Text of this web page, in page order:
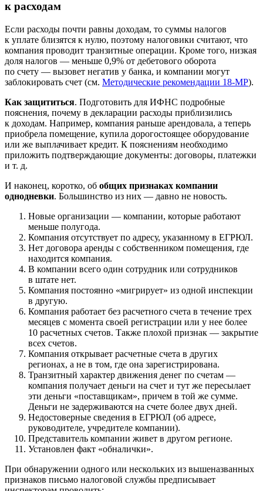
к расходам
Если расходы почти равны доходам, то суммы налогов
к уплате близятся к нулю, поэтому налоговики считают, что
компания проводит транзитные операции. Кроме того, низкая
доля налогов — меньше 0,9% от дебетового оборота
по счету — вызовет негатив у банка, и компании могут
заблокировать счет (см. Методические рекомендации 18-МР).
Как защититься. Подготовить для ИФНС подробные
пояснения, почему в декларации расходы приблизились
к доходам. Например, компания раньше арендовала, а теперь
приобрела помещение, купила дорогостоящее оборудование
или же выплачивает кредит. К пояснениям необходимо
приложить подтверждающие документы: договоры, платежки
и т. д.
И наконец, коротко, об общих признаках компании
однодневки. Большинство из них — давно не новость.
Новые организации — компании, которые работают
меньше полугода.
Компания отсутствует по адресу, указанному в ЕГРЮЛ.
Нет договора аренды с собственником помещения, где
находится компания.
В компании всего один сотрудник или сотрудников
в штате нет.
Компания постоянно «мигрирует» из одной инспекции
в другую.
Компания работает без расчетного счета в течение трех
месяцев с момента своей регистрации или у нее более
10 расчетных счетов. Также плохой признак — закрытие
всех счетов.
Компания открывает расчетные счета в других
регионах, а не в том, где она зарегистрирована.
Транзитный характер движения денег по счетам —
компания получает деньги на счет и тут же пересылает
эти деньги «поставщикам», причем в той же сумме.
Деньги не задерживаются на счете более двух дней.
Недостоверные сведения в ЕГРЮЛ (об адресе,
руководителе, учредителе компании).
Представитель компании живет в другом регионе.
Установлен факт «обналички».
При обнаружении одного или нескольких из вышеназванных
признаков письмо налоговой службы предписывает